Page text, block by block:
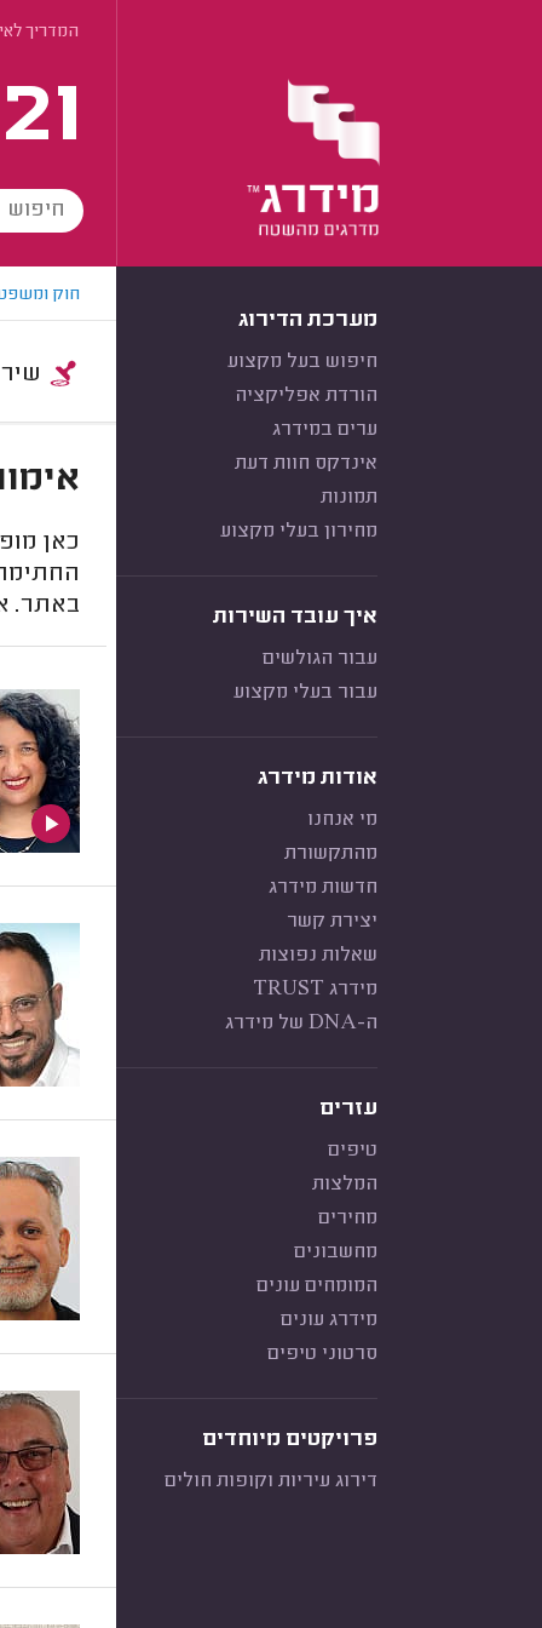
המדריך
מערכת הדירוג
חיפוש בעל מקצוע
הורדת אפליקציה
ערים במידרג
אינדקס חוות דעת
תמונות
מחירון בעלי מקצוע
איך עובד השירות
עבור הגולשים
עבור בעלי מקצוע
אודות מידרג
מי אנחנו
מהתקשורת
חדשות מידרג
יצירת קשר
שאלות נפוצות
מידרג TRUST
ה-DNA של מידרג
עזרים
טיפים
המלצות
מחירים
מחשבונים
המומחים עונים
מידרג עונים
סרטוני טיפים
פרויקטים מיוחדים
דירוג עיריות וקופות חולים
חוק
כאן
באתר.